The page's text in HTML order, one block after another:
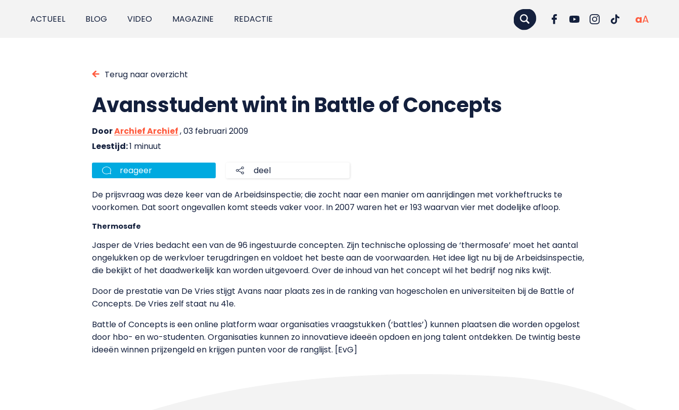
ACTUEEL BLOG VIDEO MAGAZINE REDACTIE aA
Terug naar overzicht
Avansstudent wint in Battle of Concepts
DoorArchief Archief, 03 februari 2009
Leestijd:1 minuut
reageer deel
De prijsvraag was deze keer van de Arbeidsinspectie; die zocht naar een manier om aanrijdingen met vorkheftrucks te
voorkomen. Dat soort ongevallen komt steeds vaker voor. In 2007 waren het er 193 waarvan vier met dodelijke afloop.
Thermosafe
Jasper de Vries bedacht een van de 96 ingestuurde concepten. Zijn technische oplossing de ‘thermosafe’ moet het aantal
ongelukken op de werkvloer terugdringen en voldoet het beste aan de voorwaarden. Het idee ligt nu bij de Arbeidsinspectie,
die bekijkt of het daadwerkelijk kan worden uitgevoerd. Over de inhoud van het concept wil het bedrijf nog niks kwijt.
Door de prestatie van De Vries stijgt Avans naar plaats zes in de ranking van hogescholen en universiteiten bij de Battle of
Concepts. De Vries zelf staat nu 41e.
Battle of Concepts is een online platform waar organisaties vraagstukken (‘battles’) kunnen plaatsen die worden opgelost
door hbo- en wo-studenten. Organisaties kunnen zo innovatieve ideeën opdoen en jong talent ontdekken. De twintig beste
ideeën winnen prijzengeld en krijgen punten voor de ranglijst. [EvG]